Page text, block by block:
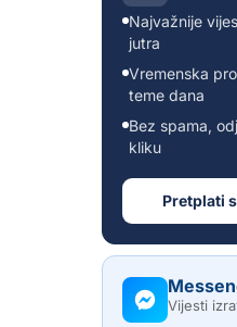
Najvažnije
jutra
Vremenska
teme dana
Bez spama,
kliku
Pretplati
Vijesti